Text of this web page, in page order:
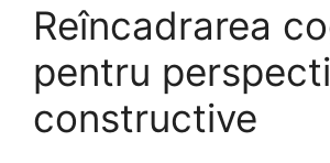
Reîncadrarea
pentru
constructive